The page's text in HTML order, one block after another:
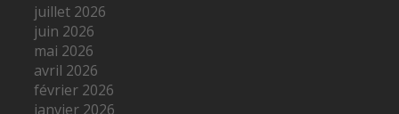
juillet 2026
juin 2026
mai 2026
avril 2026
février 2026
janvier 2026